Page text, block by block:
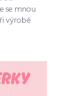
se mnou
výrobě